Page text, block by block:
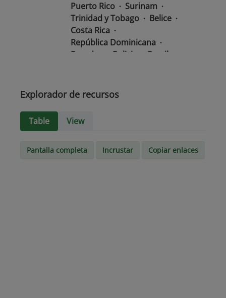
Puerto Rico
Surinam
Trinidad y Tobago
Belice
Costa Rica
República Dominicana
Ecuador
Bolivia
Brasil
Guatemala
Tipo de
text/csv
Explorador de recursos
Table View
Pantalla completa Incrustar Copiar enlaces